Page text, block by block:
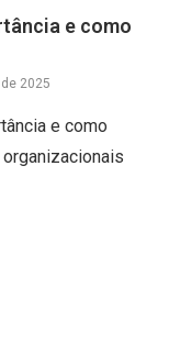
e como
2025
e como